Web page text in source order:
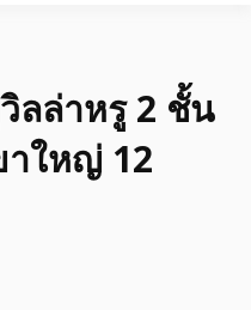
ลล่าหรู 2 ชั้น
าใหญ่ 12